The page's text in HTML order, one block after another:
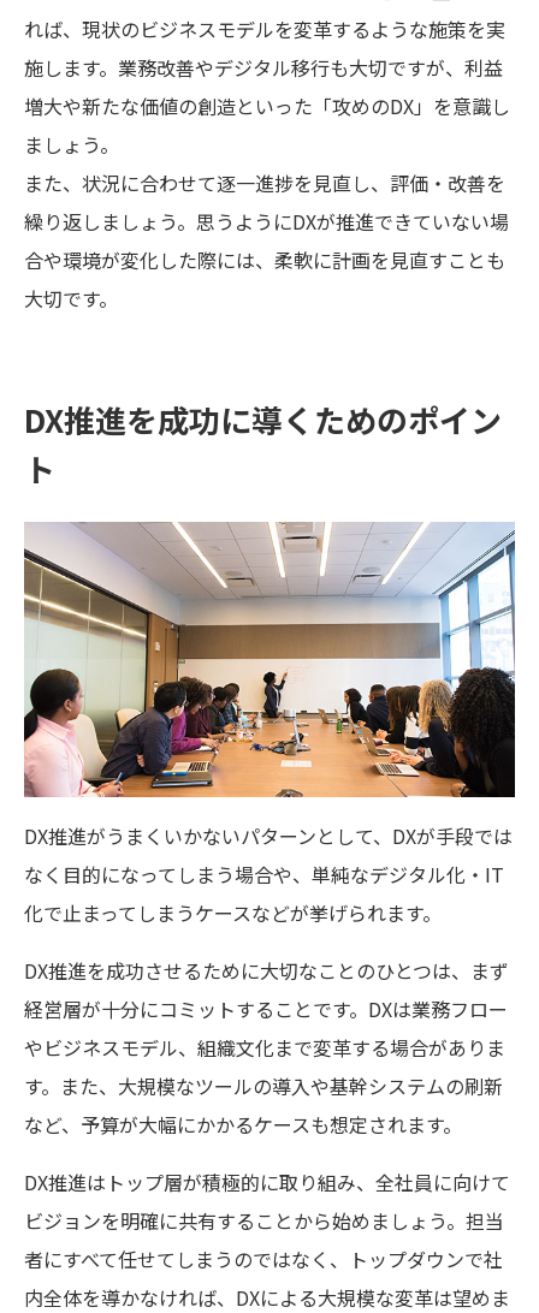
れば、現状のビジネスモデルを変革するような施策を実
施します。業務改善やデジタル移行も大切ですが、利益
増大や新たな価値の創造といった「攻めのDX」を意識し
ましょう。
また、状況に合わせて逐一進捗を見直し、評価・改善を
繰り返しましょう。思うようにDXが推進できていない場
合や環境が変化した際には、柔軟に計画を見直すことも
大切です。
DX推進を成功に導くためのポイン
ト
DX推進がうまくいかないパターンとして、DXが手段では
なく目的になってしまう場合や、単純なデジタル化・IT
化で止まってしまうケースなどが挙げられます。
DX推進を成功させるために大切なことのひとつは、まず
経営層が十分にコミットすることです。DXは業務フロー
やビジネスモデル、組織文化まで変革する場合がありま
す。また、大規模なツールの導入や基幹システムの刷新
など、予算が大幅にかかるケースも想定されます。
DX推進はトップ層が積極的に取り組み、全社員に向けて
ビジョンを明確に共有することから始めましょう。担当
者にすべて任せてしまうのではなく、トップダウンで社
内全体を導かなければ、DXによる大規模な変革は望めま